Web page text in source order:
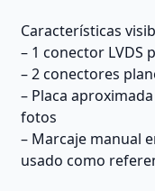
Características
– 1 conector LVDS
– 2 conectores
– Placa
fotos
– Marcaje manual
usado como